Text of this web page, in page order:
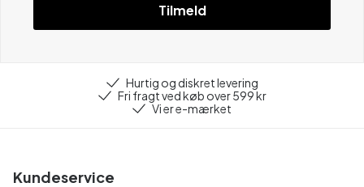
Tilmeld
Hurtig og diskret levering
Fri fragt ved køb over 599 kr
Vi er e-mærket
Kundeservice